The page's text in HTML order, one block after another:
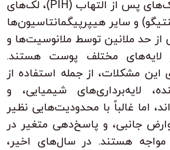
عارضه‌ها که شامل ملاسما، لک‌های پس از التهاب (PIH)، لک‌های
و سایر هیپرپیگمانتاسیون‌ها
از حد ملانین توسط ملانوسیت‌ها و
لایه‌های مختلف پوست هستند.
این مشکلات، از جمله استفاده از
لایه‌برداری‌های شیمیایی، و
اما غالباً با محدودیت‌هایی نظیر
جانبی، و پاسخ‌دهی متغیر در
هستند. در سال‌های اخیر،